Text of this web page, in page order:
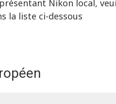
Nikon local,
la liste ci-dessous